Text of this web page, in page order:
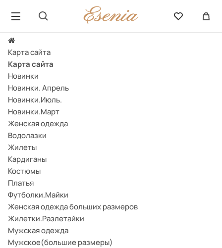
Карта сайта
Карта сайта
Новинки
Новинки. Апрель
Новинки.Июль.
Новинки.Март
Женская одежда
Водолазки
Жилеты
Кардиганы
Костюмы
Платья
Футболки.Майки
Женская одежда больших размеров
Жилетки.Разлетайки
Мужская одежда
Мужское(большие размеры)